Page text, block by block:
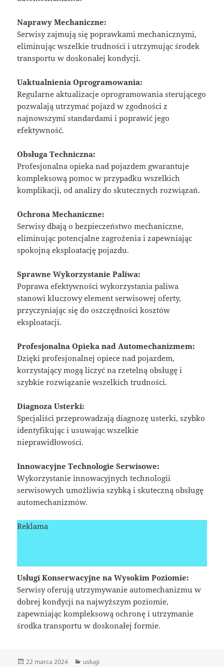
Naprawy Mechaniczne:
Serwisy zajmują się poprawkami mechanicznymi,
eliminując wszelkie trudności i utrzymując środek
transportu w doskonałej kondycji.
Uaktualnienia Oprogramowania:
Regularne aktualizacje oprogramowania sterującego
pozwalają utrzymać pojazd w zgodności z
najnowszymi standardami i poprawić jego
efektywność.
Obsługa Techniczna:
Profesjonalna opieka nad pojazdem gwarantuje
kompleksową pomoc w przypadku wszelkich
komplikacji, od analizy do skutecznych rozwiązań.
Ochrona Mechaniczne:
Serwisy dbają o bezpieczeństwo mechaniczne,
eliminując potencjalne zagrożenia i zapewniając
spokojną eksploatację pojazdu.
Sprawne Wykorzystanie Paliwa:
Poprawa efektywności wykorzystania paliwa
stanowi kluczowy element serwisowej oferty,
przyczyniając się do oszczędności kosztów
eksploatacji.
Profesjonalna Opieka nad Automechanizmem:
Dzięki profesjonalnej opiece nad pojazdem,
korzystający mogą liczyć na rzetelną obsługę i
szybkie rozwiązanie wszelkich trudności.
Diagnoza Usterki:
Specjaliści przeprowadzają diagnozę usterki, szybko
identyfikując i usuwając wszelkie
nieprawidłowości.
Innowacyjne Technologie Serwisowe:
Wykorzystanie innowacyjnych technologii
serwisowych umożliwia szybką i skuteczną obsługę
automechanizmów.
Reklama
Usługi Konserwacyjne na Wysokim Poziomie:
Serwisy oferują utrzymywanie automechanizmu w
dobrej kondycji na najwyższym poziomie,
zapewniając kompleksową ochronę i utrzymanie
środka transportu w doskonałej formie.
Data
22 marca 2024 Kategorie
usługi